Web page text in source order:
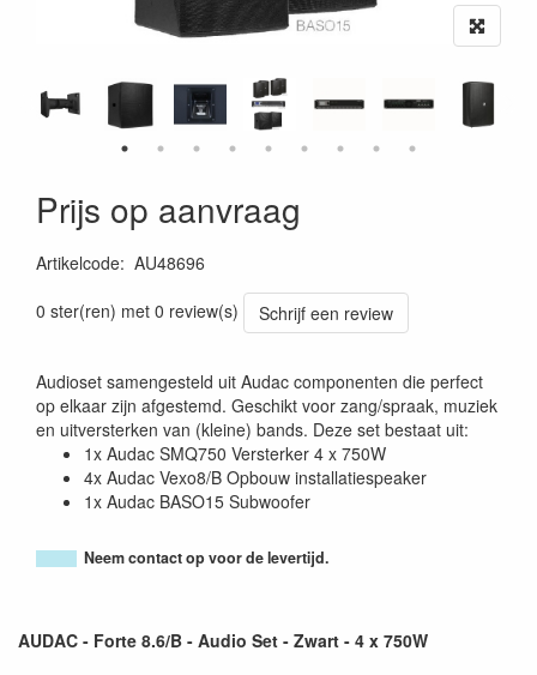
Prijs op aanvraag
Artikelcode: AU48696
0 ster(ren) met 0 review(s)
Schrijf een review
Audioset samengesteld uit Audac componenten die perfect
op elkaar zijn afgestemd. Geschikt voor zang/spraak, muziek
en uitversterken van (kleine) bands. Deze set bestaat uit:
1x Audac SMQ750 Versterker 4 x 750W
4x Audac Vexo8/B Opbouw installatiespeaker
1x Audac BASO15 Subwoofer
Neem contact op voor de levertijd.
AUDAC - Forte 8.6/B - Audio Set - Zwart - 4 x 750W